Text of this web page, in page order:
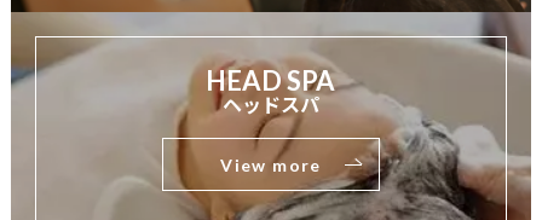
HEAD SPA
ヘッドスパ
View more